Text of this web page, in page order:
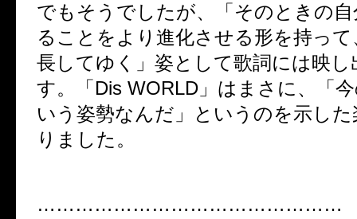
でもそうでしたが、「そのときの
ることをより進化させる形を持っ
長してゆく」姿として歌詞には映
す。「Dis WORLD」はまさに、「
いう姿勢なんだ」というのを示し
りました。
…………………………………………